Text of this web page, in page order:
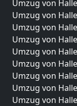
Umzug von
Umzug von
Umzug von
Umzug von
Umzug von
Umzug von
Umzug von
Umzug von
Umzug von